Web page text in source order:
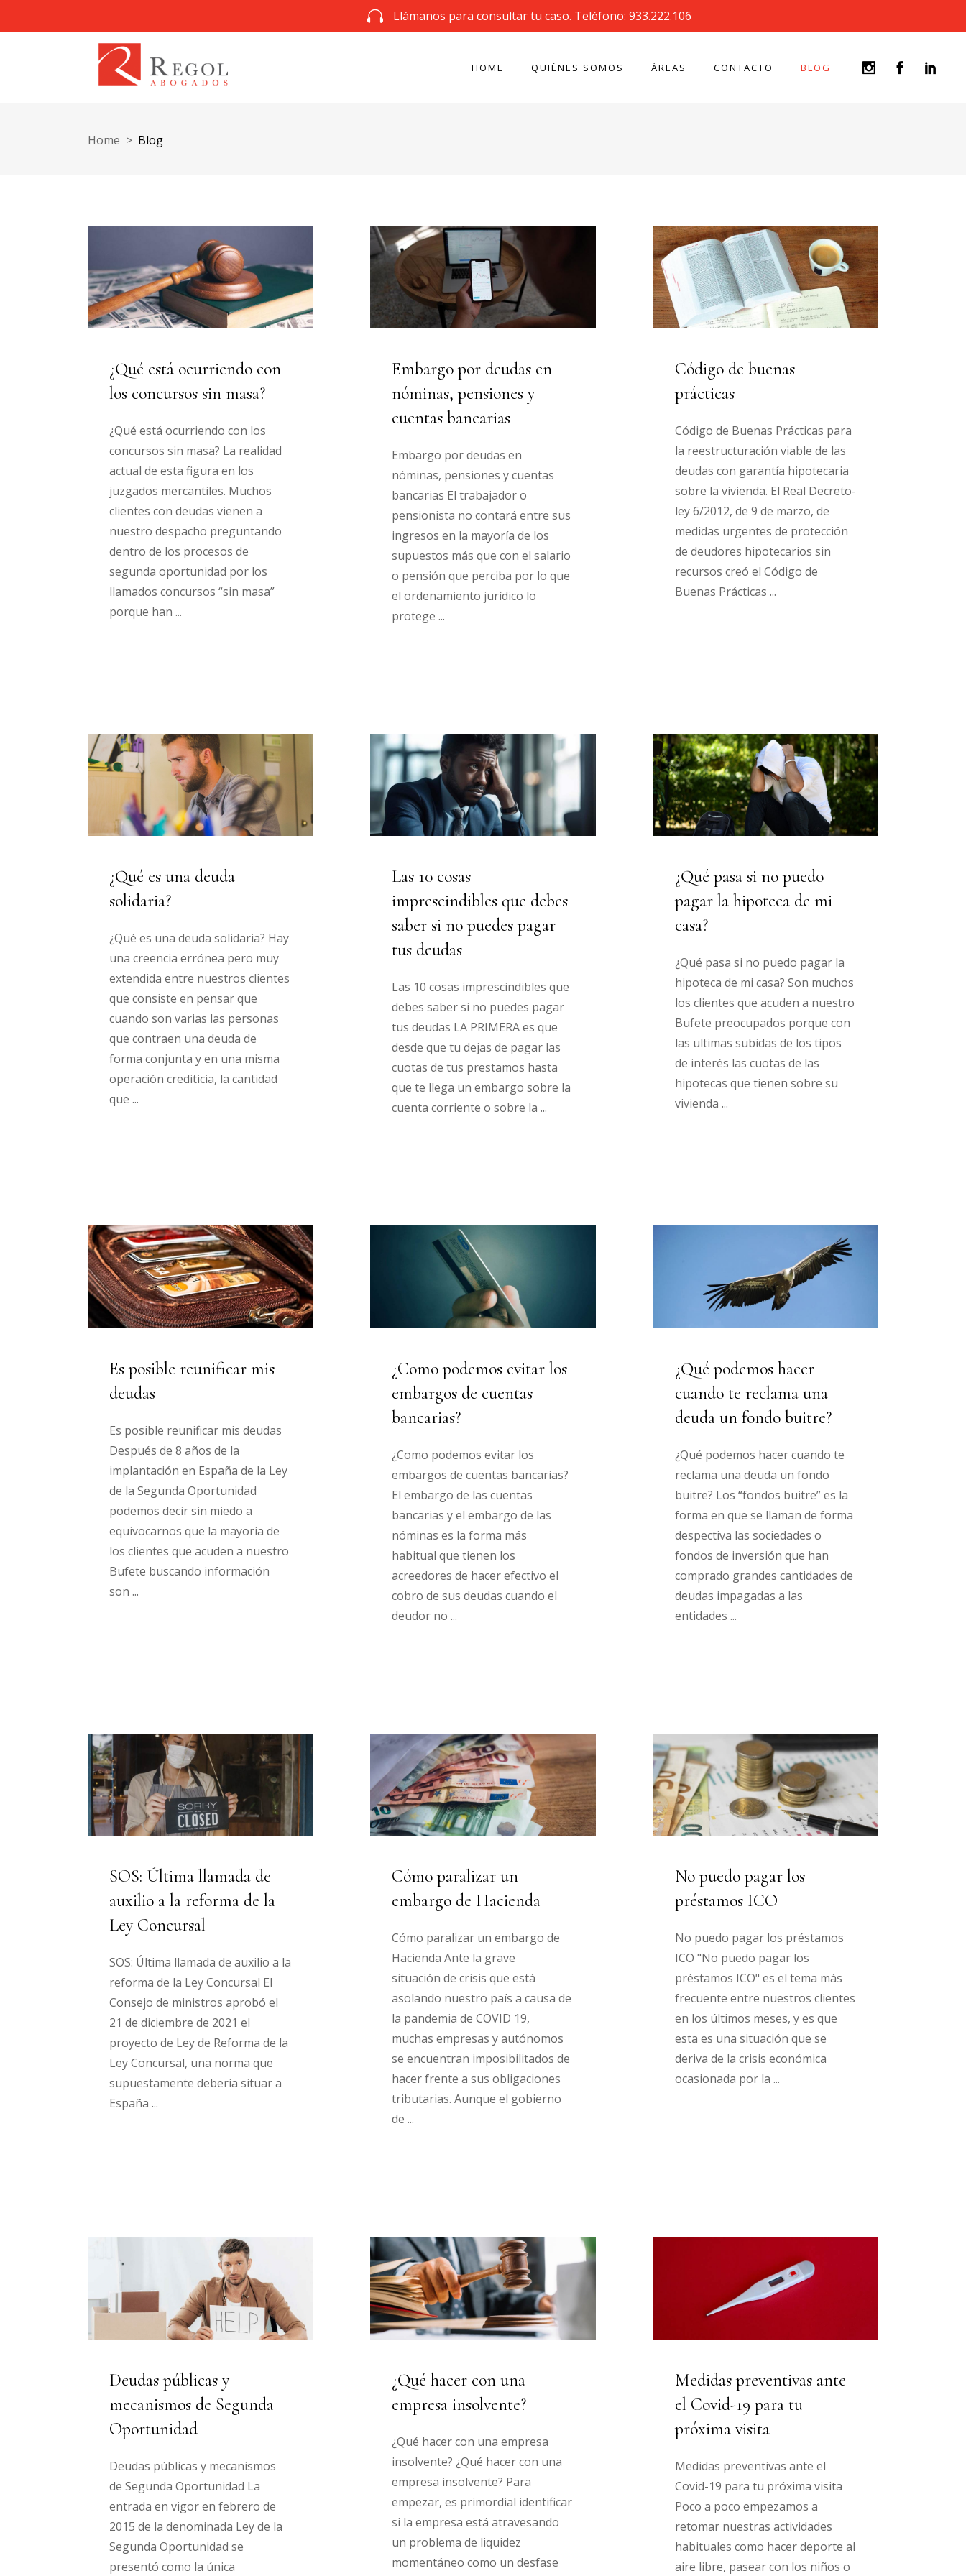
Llámanos para consultar tu caso. Teléfono: 933.222.106
HOME QUIÉNES SOMOS ÁREAS CONTACTO BLOG
Home > Blog
¿Qué está ocurriendo con
los concursos sin masa?
¿Qué está ocurriendo con los
concursos sin masa? La realidad
actual de esta figura en los
juzgados mercantiles. Muchos
clientes con deudas vienen a
nuestro despacho preguntando
dentro de los procesos de
segunda oportunidad por los
llamados concursos “sin masa”
porque han
Embargo por deudas en
nóminas, pensiones y
cuentas bancarias
Embargo por deudas en
nóminas, pensiones y cuentas
bancarias El trabajador o
pensionista no contará entre sus
ingresos en la mayoría de los
supuestos más que con el salario
o pensión que perciba por lo que
el ordenamiento jurídico lo
protege
Código de buenas
prácticas
Código de Buenas Prácticas para
la reestructuración viable de las
deudas con garantía hipotecaria
sobre la vivienda. El Real Decreto-
ley 6/2012, de 9 de marzo, de
medidas urgentes de protección
de deudores hipotecarios sin
recursos creó el Código de
Buenas Prácticas
¿Qué es una deuda
solidaria?
¿Qué es una deuda solidaria? Hay
una creencia errónea pero muy
extendida entre nuestros clientes
que consiste en pensar que
cuando son varias las personas
que contraen una deuda de
forma conjunta y en una misma
operación crediticia, la cantidad
que
Las 10 cosas
imprescindibles que debes
saber si no puedes pagar
tus deudas
Las 10 cosas imprescindibles que
debes saber si no puedes pagar
tus deudas LA PRIMERA es que
desde que tu dejas de pagar las
cuotas de tus prestamos hasta
que te llega un embargo sobre la
cuenta corriente o sobre la
¿Qué pasa si no puedo
pagar la hipoteca de mi
casa?
¿Qué pasa si no puedo pagar la
hipoteca de mi casa? Son muchos
los clientes que acuden a nuestro
Bufete preocupados porque con
las ultimas subidas de los tipos
de interés las cuotas de las
hipotecas que tienen sobre su
vivienda
Es posible reunificar mis
deudas
Es posible reunificar mis deudas
Después de 8 años de la
implantación en España de la Ley
de la Segunda Oportunidad
podemos decir sin miedo a
equivocarnos que la mayoría de
los clientes que acuden a nuestro
Bufete buscando información
son
¿Como podemos evitar los
embargos de cuentas
bancarias?
¿Como podemos evitar los
embargos de cuentas bancarias?
El embargo de las cuentas
bancarias y el embargo de las
nóminas es la forma más
habitual que tienen los
acreedores de hacer efectivo el
cobro de sus deudas cuando el
deudor no
¿Qué podemos hacer
cuando te reclama una
deuda un fondo buitre?
¿Qué podemos hacer cuando te
reclama una deuda un fondo
buitre? Los “fondos buitre” es la
forma en que se llaman de forma
despectiva las sociedades o
fondos de inversión que han
comprado grandes cantidades de
deudas impagadas a las
entidades
SOS: Última llamada de
auxilio a la reforma de la
Ley Concursal
SOS: Última llamada de auxilio a la
reforma de la Ley Concursal El
Consejo de ministros aprobó el
21 de diciembre de 2021 el
proyecto de Ley de Reforma de la
Ley Concursal, una norma que
supuestamente debería situar a
España
Cómo paralizar un
embargo de Hacienda
Cómo paralizar un embargo de
Hacienda Ante la grave
situación de crisis que está
asolando nuestro país a causa de
la pandemia de COVID 19,
muchas empresas y autónomos
se encuentran imposibilitados de
hacer frente a sus obligaciones
tributarias. Aunque el gobierno
de
No puedo pagar los
préstamos ICO
No puedo pagar los préstamos
ICO "No puedo pagar los
préstamos ICO" es el tema más
frecuente entre nuestros clientes
en los últimos meses, y es que
esta es una situación que se
deriva de la crisis económica
ocasionada por la
Deudas públicas y
mecanismos de Segunda
Oportunidad
Deudas públicas y mecanismos
de Segunda Oportunidad La
entrada en vigor en febrero de
2015 de la denominada Ley de la
Segunda Oportunidad se
presentó como la única
¿Qué hacer con una
empresa insolvente?
¿Qué hacer con una empresa
insolvente? ¿Qué hacer con una
empresa insolvente? Para
empezar, es primordial identificar
si la empresa está atravesando
un problema de liquidez
momentáneo como un desfase
Medidas preventivas ante
el Covid-19 para tu
próxima visita
Medidas preventivas ante el
Covid-19 para tu próxima visita
Poco a poco empezamos a
retomar nuestras actividades
habituales como hacer deporte al
aire libre, pasear con los niños o